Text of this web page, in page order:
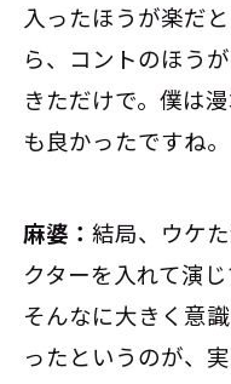
入ったほうが楽だ
ら、コントのほう
きただけで。僕は
も良かったですね。
麻婆：結局、ウケ
クターを入れて演
そんなに大きく意
ったというのが、